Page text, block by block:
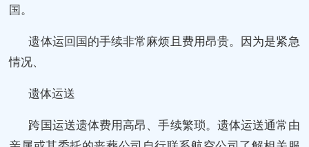
国。
遗体运回国的手续非常麻烦且费用昂贵。因为是紧急
情况、
遗体运送
跨国运送遗体费用高昂、手续繁琐。遗体运送通常由